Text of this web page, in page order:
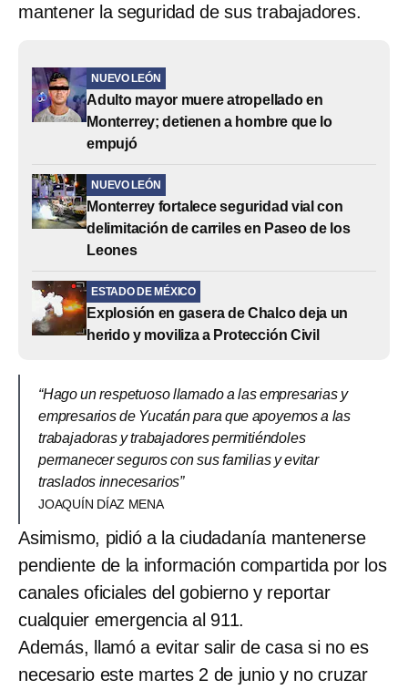
mantener la seguridad de sus trabajadores.
NUEVO LEÓN
Adulto mayor muere atropellado en
Monterrey; detienen a hombre que lo
empujó
NUEVO LEÓN
Monterrey fortalece seguridad vial con
delimitación de carriles en Paseo de los
Leones
ESTADO DE MÉXICO
Explosión en gasera de Chalco deja un
herido y moviliza a Protección Civil
“Hago un respetuoso llamado a las empresarias y
empresarios de Yucatán para que apoyemos a las
trabajadoras y trabajadores permitiéndoles
permanecer seguros con sus familias y evitar
traslados innecesarios”
JOAQUÍN DÍAZ MENA
Asimismo, pidió a la ciudadanía mantenerse
pendiente de la información compartida por los
canales oficiales del gobierno y reportar
cualquier emergencia al 911.
Además, llamó a evitar salir de casa si no es
necesario este martes 2 de junio y no cruzar